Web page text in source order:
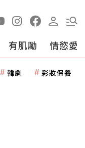
有肌勵 情慾愛
韓劇 彩妝保養